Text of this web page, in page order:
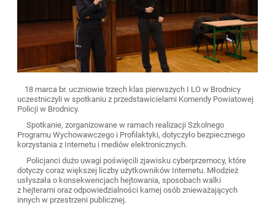
18 marca br. uczniowie trzech klas pierwszych I LO w Brodnicy
uczestniczyli w spotkaniu z przedstawicielami Komendy Powiatowej
Policji w Brodnicy.
Spotkanie, zorganizowane w ramach realizacji Szkolnego
Programu Wychowawczego i Profilaktyki, dotyczyło bezpiecznego
korzystania z Internetu i mediów elektronicznych.
Policjanci dużo uwagi poświęcili zjawisku cyberprzemocy, które
dotyczy coraz większej liczby użytkowników Internetu. Młodzież
usłyszała o konsekwencjach hejtowania, sposobach walki
z hejterami oraz odpowiedzialności karnej osób znieważających
innych w przestrzeni publicznej.